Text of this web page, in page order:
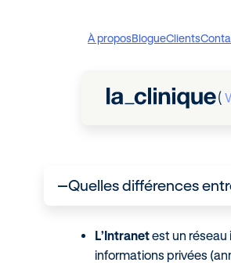
À proposBlogueClients
AQuelles différences
L’Intranetest un réseau
informations privées